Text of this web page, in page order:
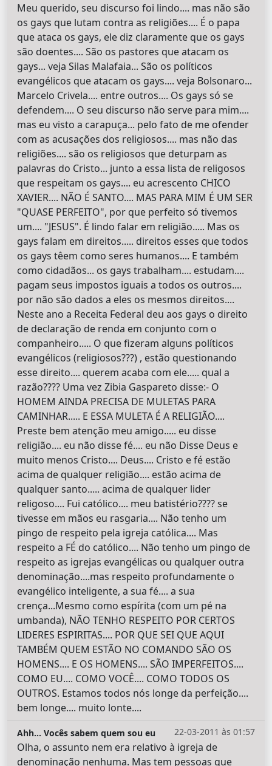
Meu querido, seu discurso foi lindo.... mas não são
os gays que lutam contra as religiões.... É o papa
que ataca os gays, ele diz claramente que os gays
são doentes.... São os pastores que atacam os
gays... veja Silas Malafaia... São os políticos
evangélicos que atacam os gays.... veja Bolsonaro...
Marcelo Crivela.... entre outros.... Os gays só se
defendem.... O seu discurso não serve para mim....
mas eu visto a carapuça... pelo fato de me ofender
com as acusações dos religiosos.... mas não das
religiões.... são os religiosos que deturpam as
palavras do Cristo... junto a essa lista de religosos
que respeitam os gays.... eu acrescento CHICO
XAVIER.... NÃO É SANTO.... MAS PARA MIM É UM SER
"QUASE PERFEITO", por que perfeito só tivemos
um.... "JESUS". É lindo falar em religião..... Mas os
gays falam em direitos..... direitos esses que todos
os gays têem como seres humanos.... E também
como cidadãos... os gays trabalham.... estudam....
pagam seus impostos iguais a todos os outros....
por não são dados a eles os mesmos direitos....
Neste ano a Receita Federal deu aos gays o direito
de declaração de renda em conjunto com o
companheiro..... O que fizeram alguns políticos
evangélicos (religiosos???) , estão questionando
esse direito.... querem acaba com ele..... qual a
razão???? Uma vez Zibia Gaspareto disse:- O
HOMEM AINDA PRECISA DE MULETAS PARA
CAMINHAR..... E ESSA MULETA É A RELIGIÃO....
Preste bem atenção meu amigo..... eu disse
religião.... eu não disse fé.... eu não Disse Deus e
muito menos Cristo.... Deus.... Cristo e fé estão
acima de qualquer religião.... estão acima de
qualquer santo..... acima de qualquer lider
religoso.... Fui católico.... meu batistério???? se
tivesse em mãos eu rasgaria.... Não tenho um
pingo de respeito pela igreja católica.... Mas
respeito a FÉ do católico.... Não tenho um pingo de
respeito as igrejas evangélicas ou qualquer outra
denominação....mas respeito profundamente o
evangélico inteligente, a sua fé.... a sua
crença...Mesmo como espírita (com um pé na
umbanda), NÃO TENHO RESPEITO POR CERTOS
LIDERES ESPIRITAS.... POR QUE SEI QUE AQUI
TAMBÉM QUEM ESTÃO NO COMANDO SÃO OS
HOMENS.... E OS HOMENS.... SÃO IMPERFEITOS....
COMO EU.... COMO VOCÊ.... COMO TODOS OS
OUTROS. Estamos todos nós longe da perfeição....
bem longe.... muito lonte....
22-03-2011 às 01:57
Ahh... Vocês sabem quem sou eu
Olha, o assunto nem era relativo à igreja de
denominação nenhuma. Mas tem pessoas que